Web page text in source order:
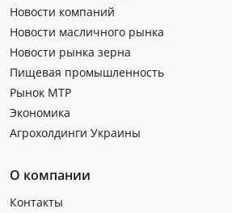
Новости компаний
Новости масличного рынка
Новости рынка зерна
Пищевая промышленность
Рынок МТР
Экономика
Агрохолдинги Украины
О компании
Контакты